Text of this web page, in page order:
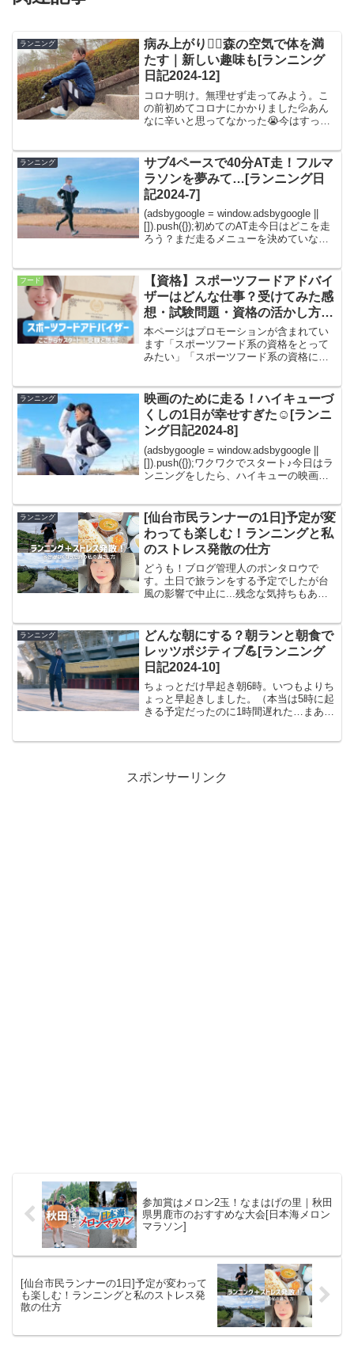
ランニング
病み上がり🏃‍♀️森の空気で体を満
たす｜新しい趣味も[ランニング
日記2024-12]
コロナ明け。無理せず走ってみよう。こ
の前初めてコロナにかかりました💦あん
なに辛いと思ってなかった😭今はすっか
います。Running WearNeck Warmer：ザ
ノ...
ランニング
サブ4ペースで40分AT走！フルマ
ラソンを夢みて…[ランニング日
記2024-7]
(adsbygoogle = window.adsbygoogle ||
[]).push({});初めてのAT走今日はどこを走
ろう？まだ走るメニューを決めていない
ー...
フード
【資格】スポーツフードアドバイ
ザーはどんな仕事？受けてみた感
想・試験問題・資格の活かし方ま
とめ
本ページはプロモーションが含まれてい
ます「スポーツフード系の資格をとって
みたい」「スポーツフード系の資格には
っているので、気になる人も多いと思い
ます。その中でもスポーツ...
ランニング
映画のために走る！ハイキューづ
くしの1日が幸せすぎた☺️[ランニ
ング日記2024-8]
(adsbygoogle = window.adsbygoogle ||
[]).push({});ワクワクでスタート♪今日はラ
ンニングをしたら、ハイキューの映画を
ン...
ランニング
[仙台市民ランナーの1日]予定が変
わっても楽しむ！ランニングと私
のストレス発散の仕方
どうも！ブログ管理人のポンタロウで
す。土日で旅ランをする予定でしたが台
風の影響で中止に...残念な気持ちもあり
変わってしまった日の、私なりに良い日
にしたランニングブロ...
ランニング
どんな朝にする？朝ランと朝食で
レッツポジティブ💪[ランニング
日記2024-10]
ちょっとだけ早起き朝6時。いつもよりち
ょっと早起きしました。（本当は5時に起
きる予定だったのに1時間遅れた…まあち
スポンサーリンク
参加賞はメロン2玉！なまはげの里｜秋田
県男鹿市のおすすめな大会[日本海メロン
マラソン]
[仙台市民ランナーの1日]予定が変わって
も楽しむ！ランニングと私のストレス発
散の仕方